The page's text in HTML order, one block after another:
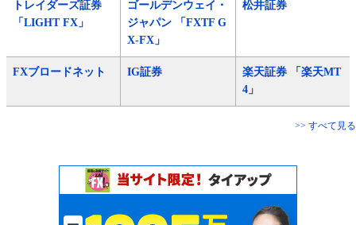
トレイダーズ証券
「LIGHT FX」
ゴールデンウェイ・
ジャパン 「FXTF G
X-FX」
松井証券
FXブロードネット IG証券
楽天証券 「楽天MT
4」
>> すべて見る